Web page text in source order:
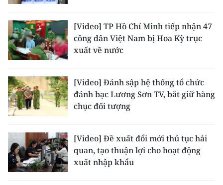
Media Giáo dục
Media Y tế
Media Khoa học - Công nghệ
Ảnh
Infographic
TIN MỚI
TIN ĐỊA PHƯƠNG
[Video] TP Hồ Chí Minh tiếp nhận 47
công dân Việt Nam bị Hoa Kỳ trục
xuất về nước
[Video] Đánh sập hệ thống tổ chức
đánh bạc Lương Sơn TV, bắt giữ hàng
chục đối tượng
[Video] Đề xuất đổi mới thủ tục hải
quan, tạo thuận lợi cho hoạt động
xuất nhập khẩu